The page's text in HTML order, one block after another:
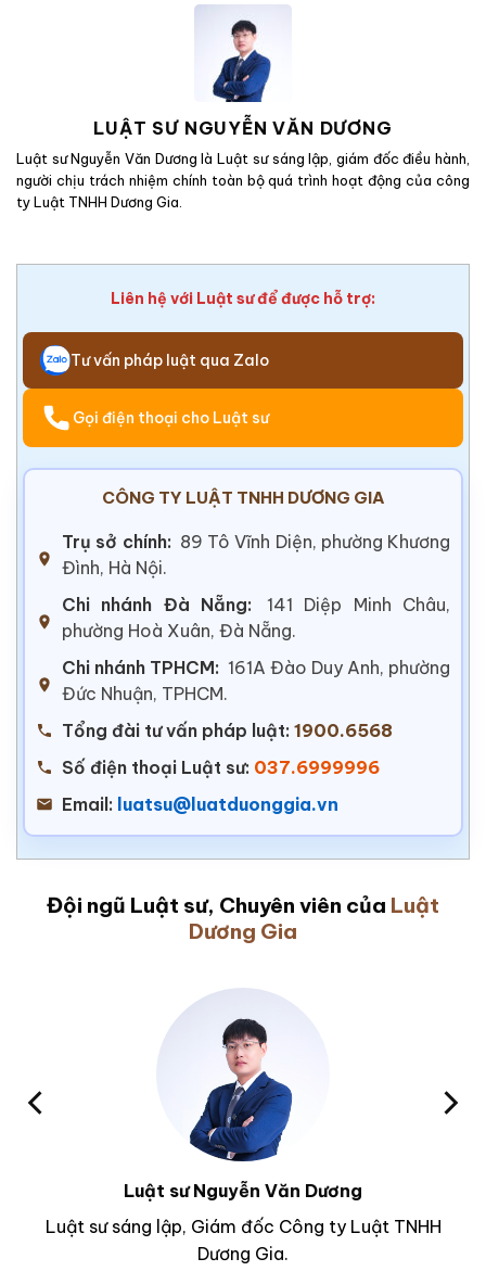
LUẬT SƯ NGUYỄN VĂN DƯƠNG
Luật sư Nguyễn Văn Dương là Luật sư sáng lập, giám đốc điều hành,
người chịu trách nhiệm chính toàn bộ quá trình hoạt động của công
ty Luật TNHH Dương Gia.
Liên hệ với Luật sư để được hỗ trợ:
Tư vấn pháp luật qua Zalo
Gọi điện thoại cho Luật sư
CÔNG TY LUẬT TNHH DƯƠNG GIA
Trụ sở chính: 89 Tô Vĩnh Diện, phường Khương
Đình, Hà Nội.
Chi nhánh Đà Nẵng:
141 Diệp Minh Châu,
phường Hoà Xuân, Đà Nẵng.
Chi nhánh TPHCM: 161A Đào Duy Anh, phường
Đức Nhuận, TPHCM.
Tổng đài tư vấn pháp luật: 1900.6568
Số điện thoại Luật sư: 037.6999996
Email: luatsu@luatduonggia.vn
Đội ngũ Luật sư, Chuyên viên của Luật
Dương Gia
Luật sư Nguyễn Văn Dương
Luật sư sáng lập, Giám đốc Công ty Luật TNHH
Dương Gia.